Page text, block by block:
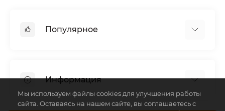
Популярное
Багажники на крышу
Фаркопы
Информация
Доставка по Москве
Мы используем файлы cookies для улучшения работы
сайта. Оставаясь на нашем сайте, вы соглашаетесь с